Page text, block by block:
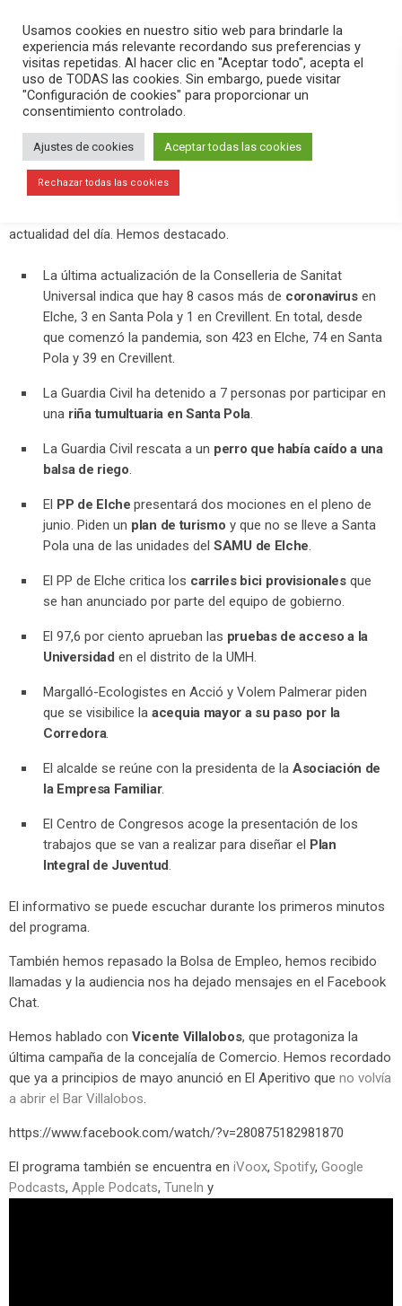
search menu pause PLAY
julio 17, 2020
8 nuevos casos de coronavirus en
Elche, 3 en Santa Pola y 1 en
Crevillent
actualidad del día. Hemos destacado.
La última actualización de la Conselleria de Sanitat
Universal indica que hay 8 casos más de coronavirusen
Elche, 3 en Santa Pola y 1 en Crevillent. En total, desde
que comenzó la pandemia, son 423 en Elche, 74 en Santa
Pola y 39 en Crevillent.
La Guardia Civil ha detenido a 7 personas por participar en
una riña tumultuaria en Santa Pola
La Guardia Civil rescata a un perro que había caído a una
balsa de riego
El PP de Elchepresentará dos mociones en el pleno de
junio. Piden un plan de turismo y que no se lleve a Santa
Pola una de las unidades del SAMU de Elche
El PP de Elche critica los carriles bici provisionalesque
se han anunciado por parte del equipo de gobierno.
El 97,6 por ciento aprueban las pruebas de acceso a la
Universidad en el distrito de la UMH.
Margalló-Ecologistes en Acció y Volem Palmerar piden
que se visibilice la acequia mayor a su paso por la
Corredora.
El alcalde se reúne con la presidenta de la Asociación de
la Empresa Familiar.
El Centro de Congresos acoge la presentación de los
trabajos que se van a realizar para diseñar el Plan
Integral de Juventud
El informativo se puede escuchar durante los primeros minutos
del programa.
También hemos repasado la Bolsa de Empleo, hemos recibido
llamadas y la audiencia nos ha dejado mensajes en el Facebook
Chat.
Hemos hablado con Vicente Villalobos, que protagoniza la
última campaña de la concejalía de Comercio. Hemos recordado
que ya a principios de mayo anunció en El Aperitivo que no volvía
a abrir el Bar Villalobos
https://www.facebook.com/watch/?v=280875182981870
El programa también se encuentra en iVoox, Spotify, Google
Podcasts, Apple Podcats, TuneIn y
Usamos cookies en nuestro sitio web para brindarle la
experiencia más relevante recordando sus preferencias y
visitas repetidas. Al hacer clic en "Aceptar todo", acepta el
uso de TODAS las cookies. Sin embargo, puede visitar
"Configuración de cookies" para proporcionar un
consentimiento controlado.
Ajustes de cookies Aceptar todas las cookies
Rechazar todas las cookies